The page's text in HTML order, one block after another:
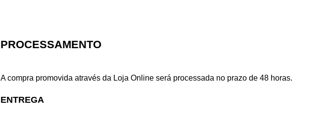
PROCESSAMENTO
A compra promovida através da Loja Online será processada no prazo de 48 horas.
ENTREGA